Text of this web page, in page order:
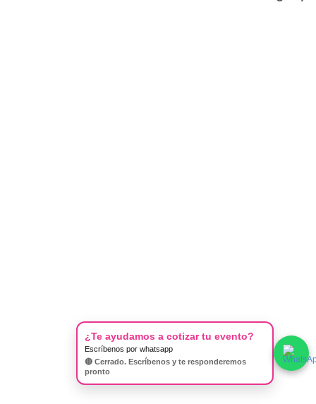
¿Te ayudamos a cotizar tu evento?
Escríbenos por whatsapp
🔴 Cerrado. Escríbenos y te responderemos
pronto